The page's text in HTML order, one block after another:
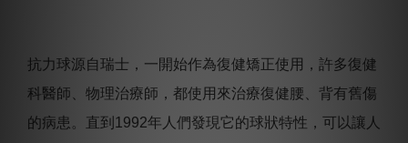
抗力球源自瑞士，一開始作為復健矯正使用，許多復健
科醫師、物理治療師，都使用來治療復健腰、背有舊傷
的病患。 直到1992年人們發現它的球狀特性，可以讓人